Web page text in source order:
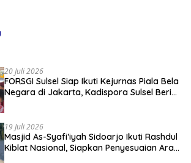
20 Juli 2026
FORSGI Sulsel Siap Ikuti Kejurnas Piala Bela
Negara di Jakarta, Kadispora Sulsel Beri
19 Juli 2026
Masjid As-Syafi’iyah Sidoarjo Ikuti Rashdul
Kiblat Nasional, Siapkan Penyesuaian Arah